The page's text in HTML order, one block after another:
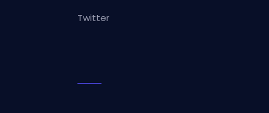
Twitter